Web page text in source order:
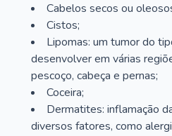
Cabelos secos ou
Cistos;
Lipomas: um tumor do
desenvolver em várias
pescoço, cabeça e pernas;
Coceira;
Dermatites: inflamação
diversos fatores, como